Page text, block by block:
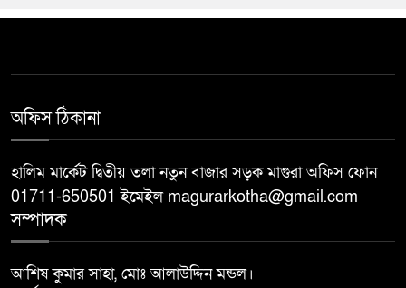
অফিস ঠিকানা
হালিম মার্কেট দ্বিতীয় তলা নতুন বাজার সড়ক মাগুরা অফিস ফোন
01711-650501 ইমেইল magurarkotha@gmail.com
সম্পাদক
আশিষ কুমার সাহা, মোঃ আলাউদ্দিন মন্ডল।